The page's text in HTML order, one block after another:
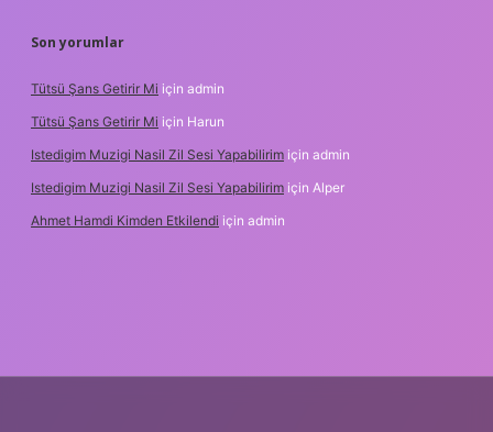
Son yorumlar
Tütsü Şans Getirir Mi için admin
Tütsü Şans Getirir Mi için Harun
Istedigim Muzigi Nasil Zil Sesi Yapabilirim için admin
Istedigim Muzigi Nasil Zil Sesi Yapabilirim için Alper
Ahmet Hamdi Kimden Etkilendi için admin